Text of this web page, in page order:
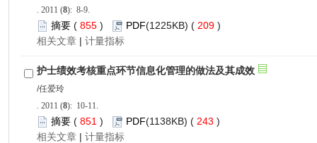
): 8-9.
855 ) 209 )
|
): 10-11.
851 ) 243 )
|